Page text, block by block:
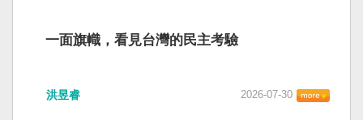
一面旗幟，看見台灣的民主考驗
洪昱睿 2026-07-30